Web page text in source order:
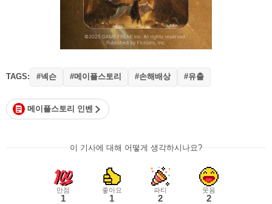
TAGS: #넥슨 #메이플스토리 #손해배상 #유출
메이플스토리 인벤
이 기사에 대해 어떻게 생각하시나요?
만점
1
좋아요
1
파티
2
웃음
2